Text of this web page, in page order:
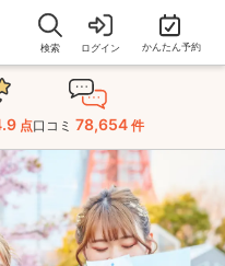
検索 ログイン かんたん予約
点口コミ 78,654 件